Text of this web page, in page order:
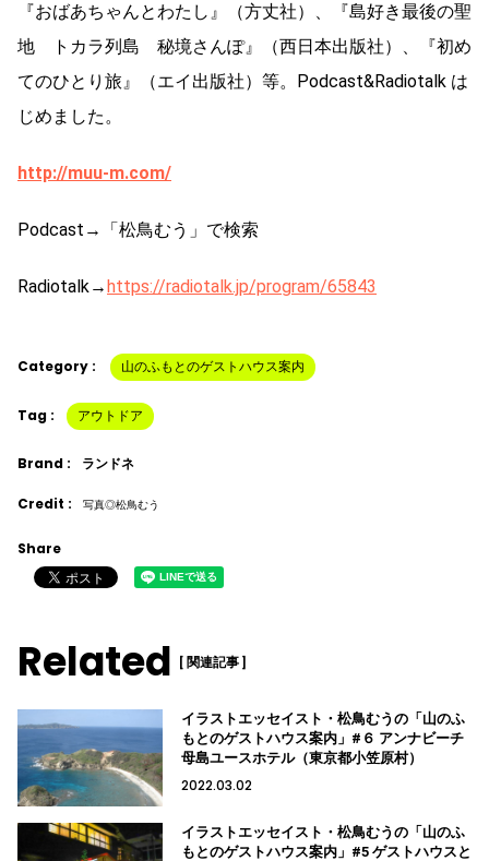
『おばあちゃんとわたし』（方丈社）、『島好き最後の聖
地 トカラ列島 秘境さんぽ』（西日本出版社）、『初め
てのひとり旅』（エイ出版社）等。Podcast&Radiotalk は
じめました。
http://muu-m.com/
Podcast→「松鳥むう」で検索
Radiotalk→ https://radiotalk.jp/program/65843
Category : 山のふもとのゲストハウス案内
Tag : アウトドア
Brand : ランドネ
Credit : 写真◎松鳥むう
Share
Related [ 関連記事 ]
イラストエッセイスト・松鳥むうの「山のふ
もとのゲストハウス案内」#６ アンナビーチ
母島ユースホテル（東京都小笠原村）
2022.03.02
イラストエッセイスト・松鳥むうの「山のふ
もとのゲストハウス案内」#5 ゲストハウスと